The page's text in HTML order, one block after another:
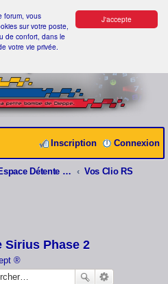
J'accepte
forum, vous
sur votre poste,
de confort, dans le
votre vie privée.
Connexion
Inscription
L'Espace Détente Clio RS Concept ® Vos Clio RS
Sirius Phase 2
®